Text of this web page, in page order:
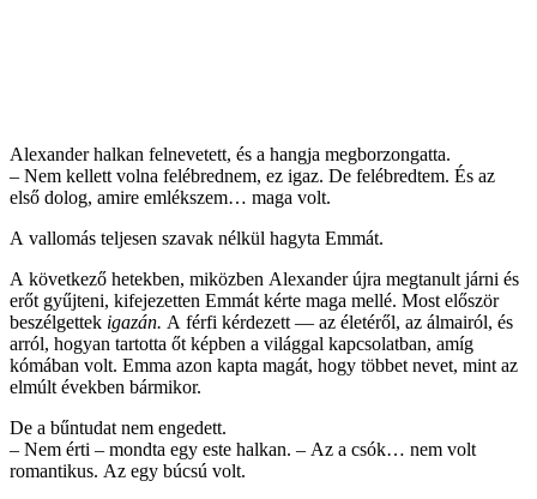
Alexander halkan felnevetett, és a hangja megborzongatta.
– Nem kellett volna felébrednem, ez igaz. De felébredtem. És az
első dolog, amire emlékszem… maga volt.
A vallomás teljesen szavak nélkül hagyta Emmát.
A következő hetekben, miközben Alexander újra megtanult járni és
erőt gyűjteni, kifejezetten Emmát kérte maga mellé. Most először
beszélgettek igazán. A férfi kérdezett — az életéről, az álmairól, és
arról, hogyan tartotta őt képben a világgal kapcsolatban, amíg
kómában volt. Emma azon kapta magát, hogy többet nevet, mint az
elmúlt években bármikor.
De a bűntudat nem engedett.
– Nem érti – mondta egy este halkan. – Az a csók… nem volt
romantikus. Az egy búcsú volt.